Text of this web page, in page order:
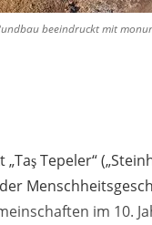
beeindruckt mit
Tepeler“
im 10.